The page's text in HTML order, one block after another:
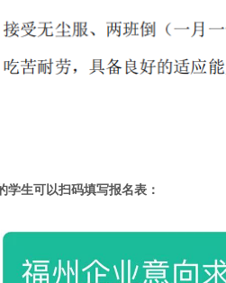
学生可以扫码填写报名表：